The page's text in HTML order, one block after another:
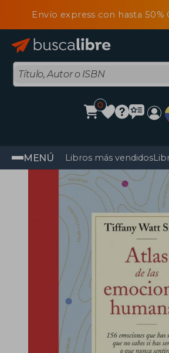
Envío express con hasta 50%
0
MENÚ Libros más vendidos